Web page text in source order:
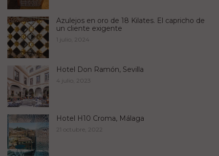
Azulejos en oro de 18 Kilates. El capricho de
un cliente exigente
1 julio, 2024
Hotel Don Ramón, Sevilla
4 julio, 2023
Hotel H10 Croma, Málaga
21 octubre, 2022